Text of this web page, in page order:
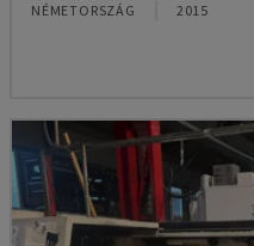
NÉMETORSZÁG 2015